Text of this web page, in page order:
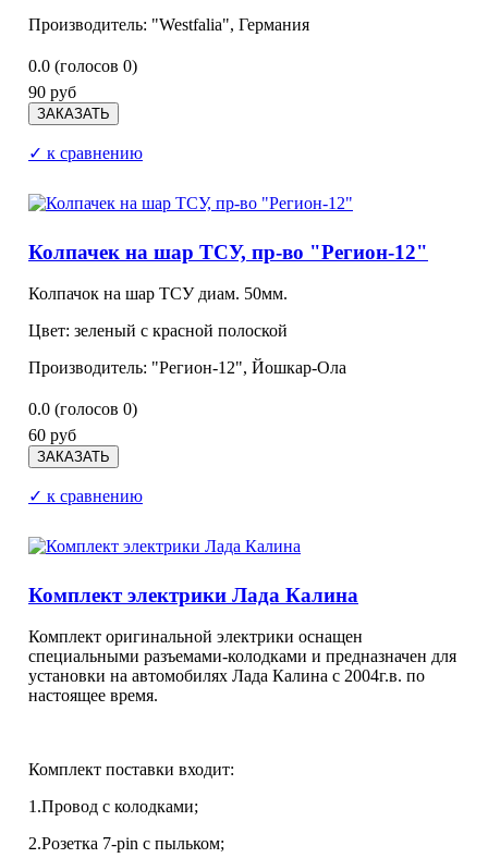
Производитель: "Westfalia", Германия
0.0 (голосов 0)
90 руб
✓ к сравнению
Колпачек на шар ТСУ, пр-во "Регион-12"
Колпачок на шар ТСУ диам. 50мм.
Цвет: зеленый с красной полоской
Производитель: "Регион-12", Йошкар-Ола
0.0 (голосов 0)
60 руб
✓ к сравнению
Комплект электрики Лада Калина
Комплект оригинальной электрики оснащен
специальными разъемами-колодками и предназначен для
установки на автомобилях Лада Калина с 2004г.в. по
настоящее время.
Комплект поставки входит:
1.Провод с колодками;
2.Розетка 7-pin с пыльком;